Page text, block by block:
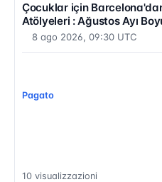
Çocuklar için
Atölyeleri : Ağustos Ayı
8 ago 2026, 09:30 UTC
Pagato
10 visualizzazioni